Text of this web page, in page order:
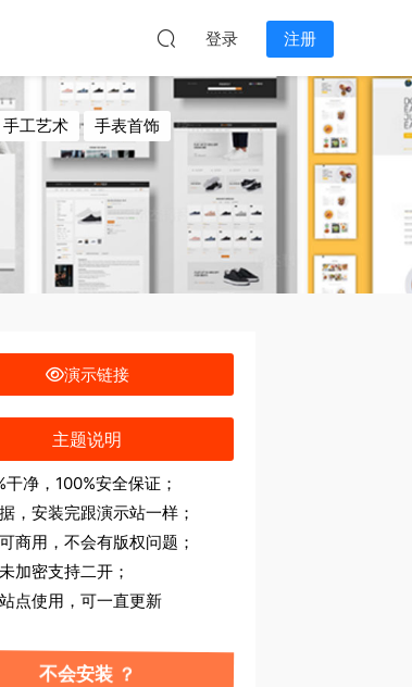
登录 注册
手工艺术
手表首饰
鞋子
演示链接
主题说明
干净，100%安全保证；
，安装完跟演示站一样；
商用，不会有版权问题；
加密支持二开；
点使用，可一直更新
不会安装 ？